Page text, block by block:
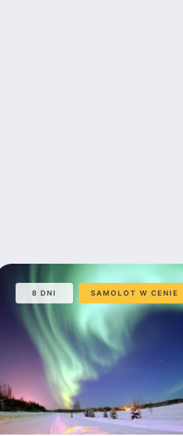
8 DNI SAMOLOT W CENIE